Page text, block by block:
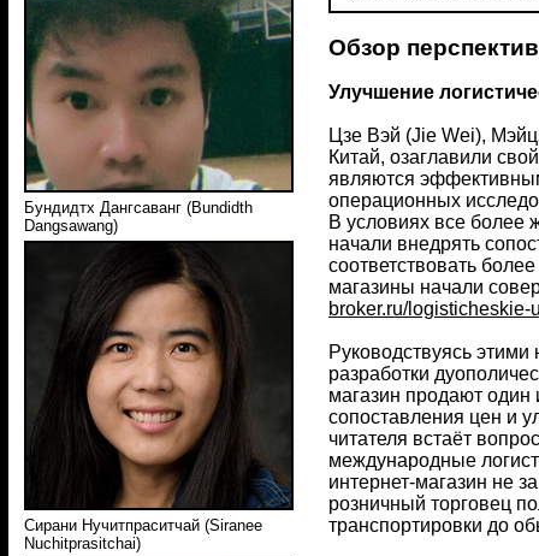
Бундидтх Дангсаванг (Bundidth
Dangsawang)
Сирани Нучитпраситчай (Siranee
Nuchitprasitchai)
Обзор
Улучшение
Цзе Вэй (Jie Wei),
Китай, озаглавили
являются
операционных
В условиях все более
начали внедрять
соответствовать
магазины начали
broker.ru/logisticheskie-
Руководствуясь
разработки
магазин продают один
сопоставления цен и
читателя встаёт
международные
интернет-магазин не
розничный торговец
транспортировки до